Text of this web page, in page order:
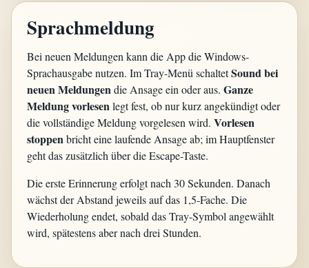
Sprachmeldung
Bei neuen Meldungen kann die App die Windows-
Sprachausgabe nutzen. Im Tray-Menü schaltetSound bei
neuen Meldungendie Ansage ein oder aus. Ganze
Meldung vorlesenlegt fest, ob nur kurz angekündigt oder
die vollständige Meldung vorgelesen wird. Vorlesen
stoppenbricht eine laufende Ansage ab; im Hauptfenster
geht das zusätzlich über die Escape-Taste.
Die erste Erinnerung erfolgt nach 30 Sekunden. Danach
wächst der Abstand jeweils auf das 1,5-Fache. Die
Wiederholung endet, sobald das Tray-Symbol angewählt
wird, spätestens aber nach drei Stunden.